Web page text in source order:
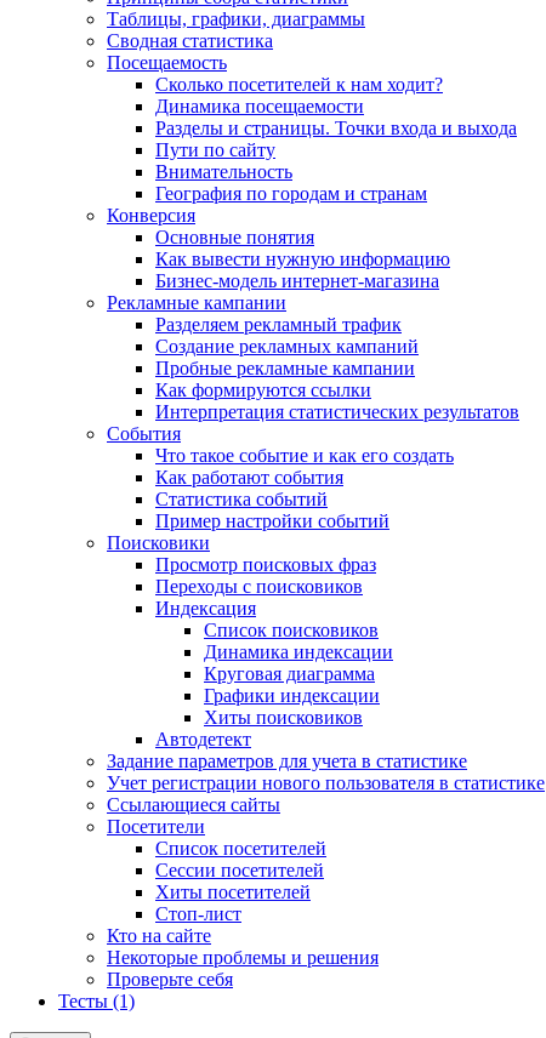
Таблицы, графики, диаграммы
Сводная статистика
Посещаемость
Сколько посетителей к нам ходит?
Динамика посещаемости
Разделы и страницы. Точки входа и выхода
Пути по сайту
Внимательность
География по городам и странам
Конверсия
Основные понятия
Как вывести нужную информацию
Бизнес-модель интернет-магазина
Рекламные кампании
Разделяем рекламный трафик
Создание рекламных кампаний
Пробные рекламные кампании
Как формируются ссылки
Интерпретация статистических результатов
События
Что такое событие и как его создать
Как работают события
Статистика событий
Пример настройки событий
Поисковики
Просмотр поисковых фраз
Переходы с поисковиков
Индексация
Список поисковиков
Динамика индексации
Круговая диаграмма
Графики индексации
Хиты поисковиков
Автодетект
Задание параметров для учета в статистике
Учет регистрации нового пользователя в статистике
Ссылающиеся сайты
Посетители
Список посетителей
Сессии посетителей
Хиты посетителей
Стоп-лист
Кто на сайте
Некоторые проблемы и решения
Проверьте себя
Тесты (1)